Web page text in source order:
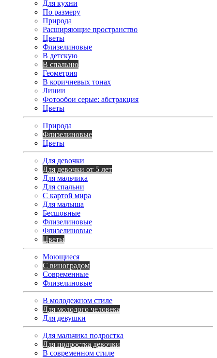
Для кухни
По размеру
Природа
Расширяющие пространство
Цветы
Флизелиновые
В детскую
В спальню
Геометрия
В коричневых тонах
Линии
Фотообои серые: абстракция
Цветы
Природа
Флизелиновые
Цветы
Для девочки
Для девочки от 5 лет
Для мальчика
Для спальни
С картой мира
Для малыша
Бесшовные
Флизелиновые
Флизелиновые
Цветы
Моющиеся
С виноградом
Современные
Флизелиновые
В молодежном стиле
Для молодого человека
Для девушки
Для мальчика подростка
Для подростка девочки
В современном стиле